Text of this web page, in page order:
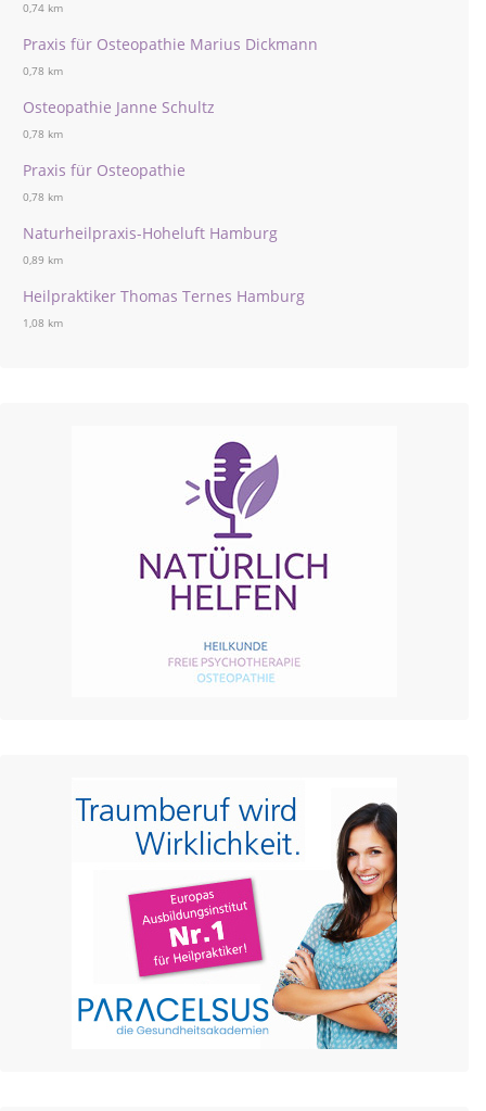
0,74 km
Praxis für Osteopathie Marius Dickmann
0,78 km
Osteopathie Janne Schultz
0,78 km
Praxis für Osteopathie
0,78 km
Naturheilpraxis-Hoheluft Hamburg
0,89 km
Heilpraktiker Thomas Ternes Hamburg
1,08 km